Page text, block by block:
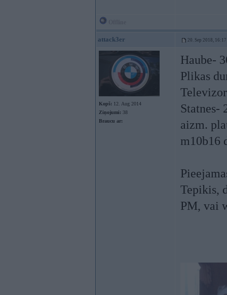
attack3er 20. Sep 2018, 16:17
Kopš: 12. Aug 2014
Ziņojumi: 38
Braucu ar:
Haube-
Plikas
Statnes-
aizm.
m10b16
Tepikis,
PM, vai